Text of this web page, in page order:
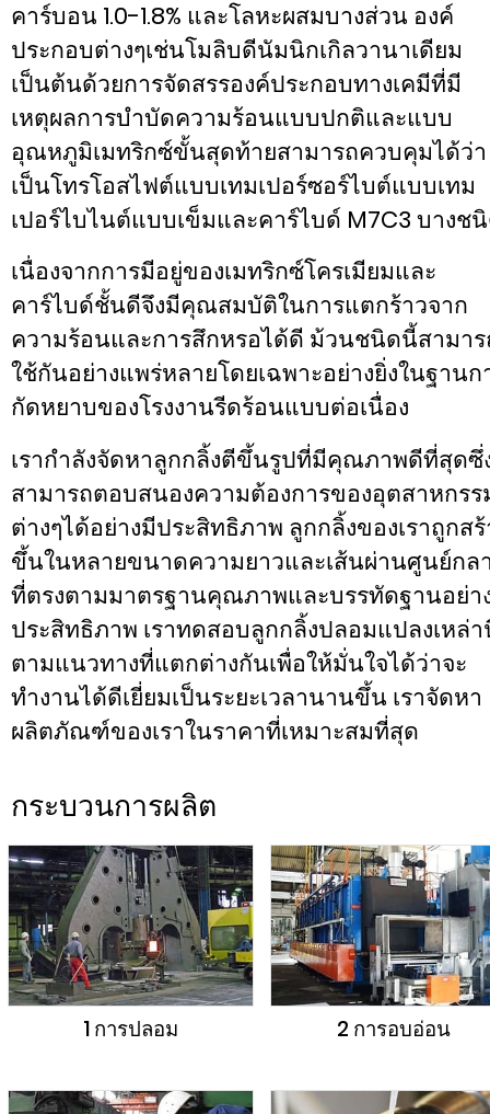
คาร์บอน 1.0-1.8% และโลหะผสมบางส่วน องค์
ประกอบต่างๆเช่นโมลิบดีนัมนิกเกิลวานาเดียม
เป็นต้นด้วยการจัดสรรองค์ประกอบทางเคมีที่มี
เหตุผลการบำบัดความร้อนแบบปกติและแบบ
อุณหภูมิเมทริกซ์ขั้นสุดท้ายสามารถควบคุมได้ว่า
เป็นโทรโอสไฟต์แบบเทมเปอร์ซอร์ไบต์แบบเทม
เปอร์ไบไนต์แบบเข็มและคาร์ไบด์ M7C3 บางช
เนื่องจากการมีอยู่ของเมทริกซ์โครเมียมและ
คาร์ไบด์ชั้นดีจึงมีคุณสมบัติในการแตกร้าวจาก
ความร้อนและการสึกหรอได้ดี ม้วนชนิดนี้สามา
ใช้กันอย่างแพร่หลายโดยเฉพาะอย่างยิ่งในฐานก
กัดหยาบของโรงงานรีดร้อนแบบต่อเนื่อง
เรากำลังจัดหาลูกกลิ้งตีขึ้นรูปที่มีคุณภาพดีที่สุดซึ่
สามารถตอบสนองความต้องการของอุตสาหกรร
ต่างๆได้อย่างมีประสิทธิภาพ ลูกกลิ้งของเราถูกสร้
ขึ้นในหลายขนาดความยาวและเส้นผ่านศูนย์กล
ที่ตรงตามมาตรฐานคุณภาพและบรรทัดฐานอย่า
ประสิทธิภาพ เราทดสอบลูกกลิ้งปลอมแปลงเหล่
ตามแนวทางที่แตกต่างกันเพื่อให้มั่นใจได้ว่าจะ
ทำงานได้ดีเยี่ยมเป็นระยะเวลานานขึ้น เราจัดหา
ผลิตภัณฑ์ของเราในราคาที่เหมาะสมที่สุด
กระบวนการผลิต
1 การปลอม 2 การอบอ่อน